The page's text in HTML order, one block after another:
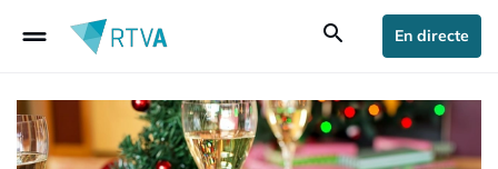
drag_handle search En directe